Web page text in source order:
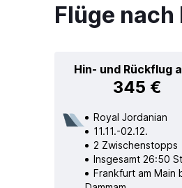
Flüge nach
Hin- und Rückflug
345 €
Royal Jordanian
11.11.-02.12.
2 Zwischenstopps
Insgesamt 26:50
Frankfurt am Main